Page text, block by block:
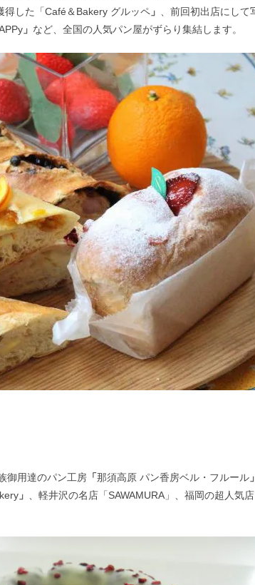
得した「Café＆Bakery グルッペ 」
、前回初出店にして
」 など、全国の人気パン屋がずらり集結します。
御用達のパン工房 「那須高原 パン香房ベル・フルール 」
」 、軽井沢の名店「SAWAMURA」、福岡の超人気店